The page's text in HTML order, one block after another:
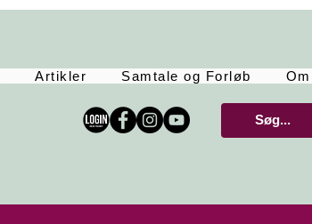
Artikler Samtale og Forløb